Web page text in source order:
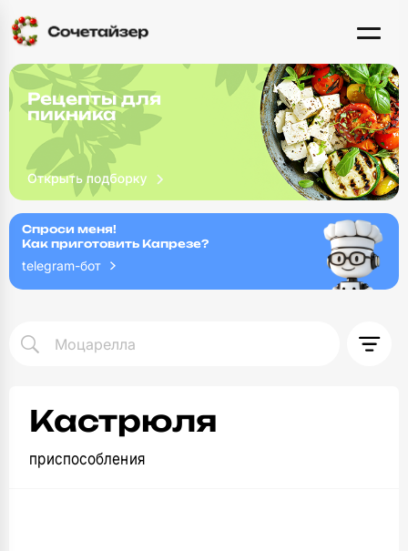
Рецепты для
пикника
Спроси меня!
Как приготовить Капрезе?
telegram-бот
Кастрюля
приспособления